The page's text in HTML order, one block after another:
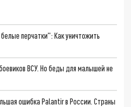
перчатки": Как уничтожить
ВСУ. Но беды для малышей не
ошибка Palantir в России. Страны